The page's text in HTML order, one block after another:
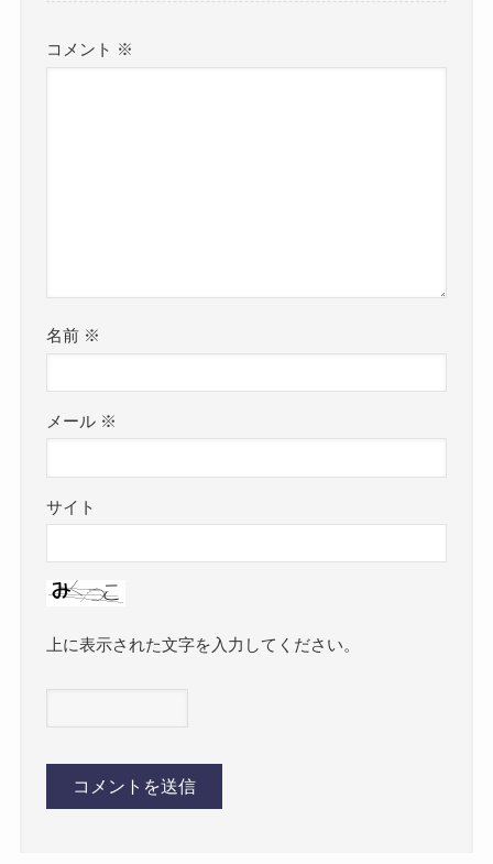
コメント ※
名前 ※
メール ※
サイト
上に表示された文字を入力してください。